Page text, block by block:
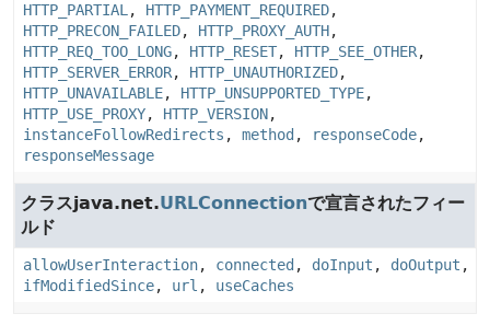
HTTP_PARTIAL , HTTP_PAYMENT_REQUIRED,
HTTP_PRECON_FAILED, HTTP_PROXY_AUTH,
HTTP_REQ_TOO_LONG, HTTP_RESET, HTTP_SEE_OTHER,
HTTP_SERVER_ERROR, HTTP_UNAUTHORIZED,
HTTP_UNAVAILABLE, HTTP_UNSUPPORTED_TYPE,
HTTP_USE_PROXY, HTTP_VERSION,
instanceFollowRedirects , method , responseCode,
responseMessage
クラスjava.net.URLConnectionで宣言されたフィー
ルド
allowUserInteraction, connected , doInput , doOutput ,
ifModifiedSince, url , useCaches